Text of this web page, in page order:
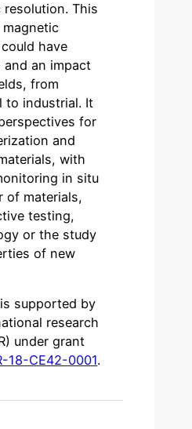
resolution. This
have
an impact
from
to industrial. It
for
and
with
in situ
of materials,
testing,
or the study
of new
supported by
research
under grant
18-CE42-0001.